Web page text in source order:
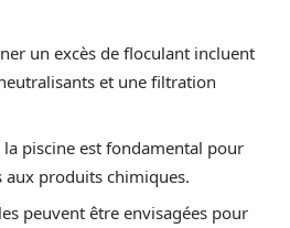
un excès de floculant incluent
et une filtration
piscine est fondamental pour
produits chimiques.
peuvent être envisagées pour